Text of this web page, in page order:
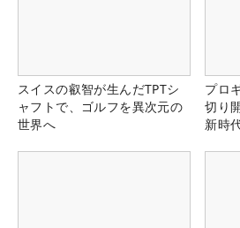
スイスの叡智が生んだTPTシ
ャフトで、ゴルフを異次元の
世界へ
プロ
切り
新時